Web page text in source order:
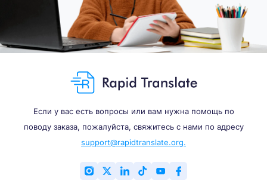
Если у вас есть вопросы или вам нужна помощь по
поводу заказа, пожалуйста, свяжитесь с нами по адресу
support@rapidtranslate.org.